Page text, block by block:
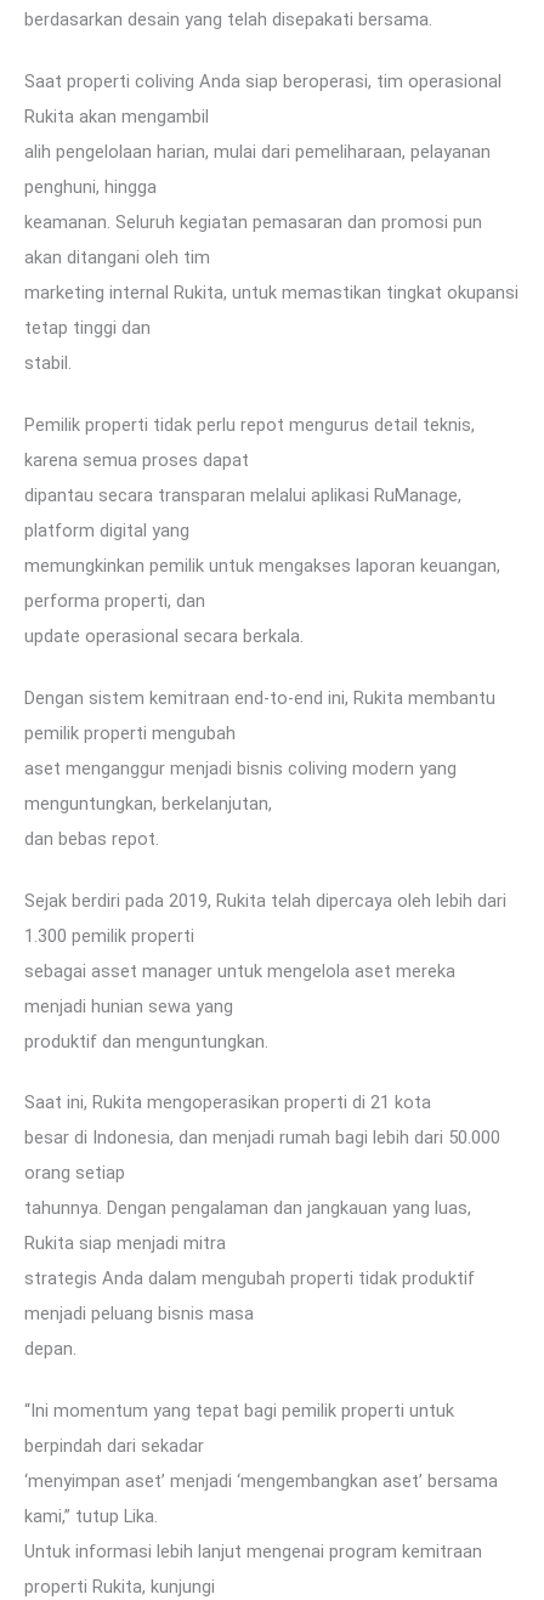
berdasarkan desain yang telah disepakati bersama.
Saat properti coliving Anda siap beroperasi, tim operasional
Rukita akan mengambil
alih pengelolaan harian, mulai dari pemeliharaan, pelayanan
penghuni, hingga
keamanan. Seluruh kegiatan pemasaran dan promosi pun
akan ditangani oleh tim
marketing internal Rukita, untuk memastikan tingkat okupansi
tetap tinggi dan
stabil.
Pemilik properti tidak perlu repot mengurus detail teknis,
karena semua proses dapat
dipantau secara transparan melalui aplikasi RuManage,
platform digital yang
memungkinkan pemilik untuk mengakses laporan keuangan,
performa properti, dan
update operasional secara berkala.
Dengan sistem kemitraan end-to-end ini, Rukita membantu
pemilik properti mengubah
aset menganggur menjadi bisnis coliving modern yang
menguntungkan, berkelanjutan,
dan bebas repot.
Sejak berdiri pada 2019, Rukita telah dipercaya oleh lebih dari
1.300 pemilik properti
sebagai asset manager untuk mengelola aset mereka
menjadi hunian sewa yang
produktif dan menguntungkan.
Saat ini, Rukita mengoperasikan properti di 21 kota
besar di Indonesia, dan menjadi rumah bagi lebih dari 50.000
orang setiap
tahunnya. Dengan pengalaman dan jangkauan yang luas,
Rukita siap menjadi mitra
strategis Anda dalam mengubah properti tidak produktif
menjadi peluang bisnis masa
depan.
“Ini momentum yang tepat bagi pemilik properti untuk
berpindah dari sekadar
‘menyimpan aset’ menjadi ‘mengembangkan aset’ bersama
kami,” tutup Lika.
Untuk informasi lebih lanjut mengenai program kemitraan
properti Rukita, kunjungi